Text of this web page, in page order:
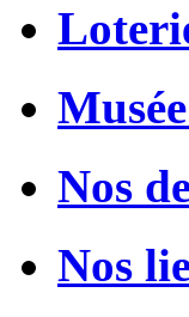
Nos
Nos